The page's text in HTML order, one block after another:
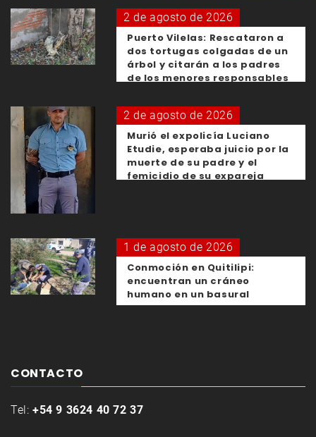
2 de agosto de 2026
Puerto Vilelas: Rescataron a
dos tortugas colgadas de un
árbol y citarán a los padres
de los menores responsables
2 de agosto de 2026
Murió el expolicía Luciano
Etudie, esperaba juicio por la
muerte de su padre y el
femicidio de su expareja
1 de agosto de 2026
Conmoción en Quitilipi:
encuentran un cráneo
humano en un basural
CONTACTO
Tel: +54 9 3624 40 72 37